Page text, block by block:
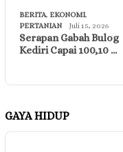
BERITA, EKONOMI,
PERTANIAN
Juli 15, 2026
Serapan Gabah Bulog
Kediri Capai 100,10 …
GAYA HIDUP